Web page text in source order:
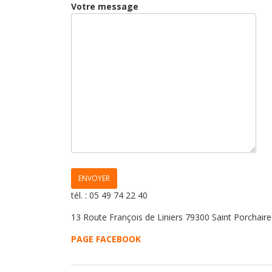
Votre message
tél. : 05 49 74 22 40
13 Route François de Liniers 79300 Saint Porchaire
PAGE FACEBOOK